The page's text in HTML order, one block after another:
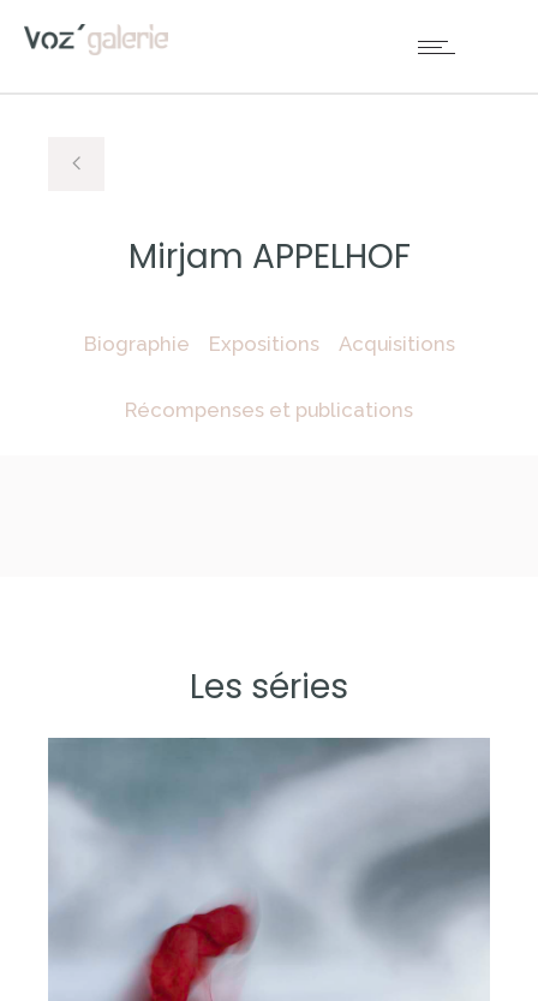
Mirjam APPELHOF
Biographie Expositions Acquisitions
Récompenses et publications
Les séries